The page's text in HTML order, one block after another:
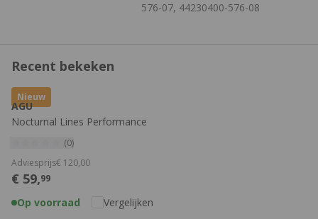
576-07, 44230400-576-08
Recent bekeken
Nieuw
AGU
Nocturnal Lines Performance
Lange Mouwen Fietsshirt
(0)
€ 59,99
Adviesprijs€ 120,00
Op voorraad Vergelijken